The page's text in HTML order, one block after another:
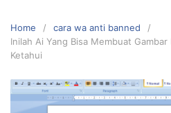
Home
cara wa anti banned
Inilah Ai Yang Bisa Membuat Gambar
Ketahui